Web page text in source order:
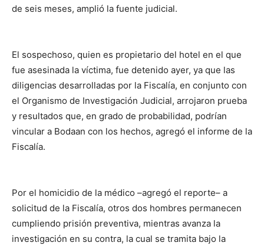
de seis meses, amplió la fuente judicial.
El sospechoso, quien es propietario del hotel en el que
fue asesinada la víctima, fue detenido ayer, ya que las
diligencias desarrolladas por la Fiscalía, en conjunto con
el Organismo de Investigación Judicial, arrojaron prueba
y resultados que, en grado de probabilidad, podrían
vincular a Bodaan con los hechos, agregó el informe de la
Fiscalía.
Por el homicidio de la médico –agregó el reporte– a
solicitud de la Fiscalía, otros dos hombres permanecen
cumpliendo prisión preventiva, mientras avanza la
investigación en su contra, la cual se tramita bajo la